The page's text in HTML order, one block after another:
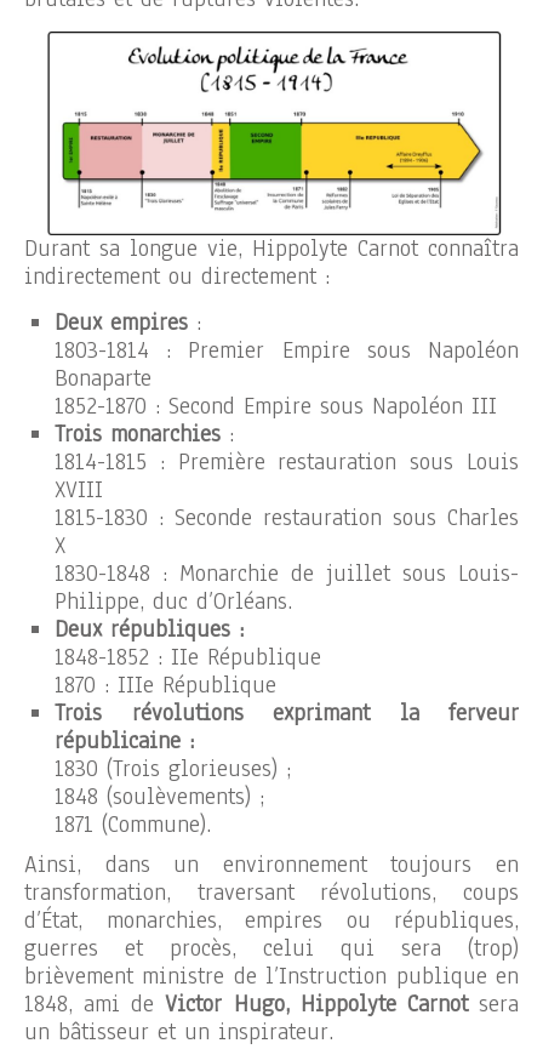
Durant sa longue vie, Hippolyte Carnot connaîtra
indirectement ou directement :
Deux empires :
1803-1814 : Premier Empire sous Napoléon
Bonaparte
1852-1870 : Second Empire sous Napoléon III
Trois monarchies :
1814-1815 : Première restauration sous Louis
XVIII
1815-1830 : Seconde restauration sous Charles
X
1830-1848 : Monarchie de juillet sous Louis-
Philippe, duc d’Orléans.
Deux républiques :
1848-1852 : IIe République
1870 : IIIe République
Trois révolutions exprimant la ferveur
républicaine :
1830 (Trois glorieuses) ;
1848 (soulèvements) ;
1871 (Commune).
Ainsi, dans un environnement toujours en
transformation, traversant révolutions, coups
d’État, monarchies, empires ou républiques,
guerres et procès, celui qui sera (trop)
brièvement ministre de l’Instruction publique en
1848, ami deVictor Hugo, Hippolyte Carnotsera
un bâtisseur et un inspirateur.